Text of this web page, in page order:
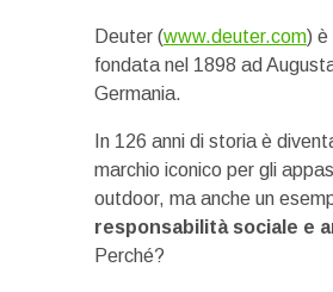
Deuter (www.deuter.com)
fondata nel 1898 ad
Germania.
In 126 anni di storia è
marchio iconico per gli
outdoor, ma anche un
responsabilità sociale e
Perché?